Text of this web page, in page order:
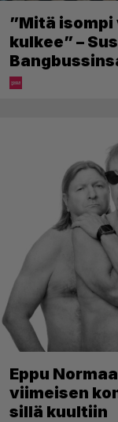
”Mitä isompi
kulkee” –
Eppu
viimeisen
sillä kuultiin